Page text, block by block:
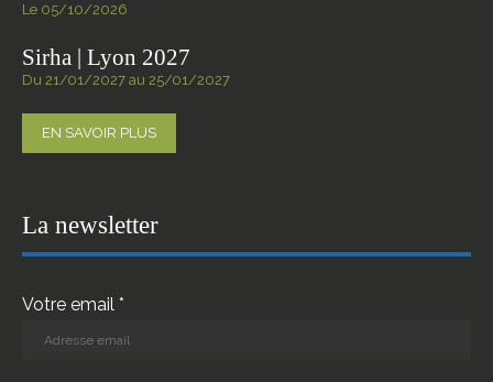
Le 05/10/2026
Sirha | Lyon 2027
Du 21/01/2027 au 25/01/2027
EN SAVOIR PLUS
La newsletter
Votre email *